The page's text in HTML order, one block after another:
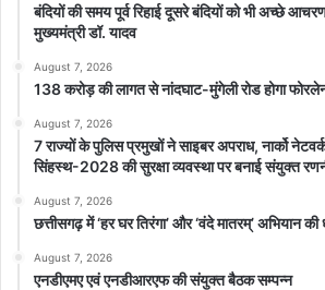
बंदियों की समय पूर्व रिहाई दूसरे बंदियों को भी अच्छे
मुख्यमंत्री डॉ. यादव
August 7, 2026
138 करोड़ की लागत से नांदघाट-मुंगेली रोड होगा
August 7, 2026
7 राज्यों के पुलिस प्रमुखों ने साइबर अपराध, नार्को
सिंहस्थ-2028 की सुरक्षा व्यवस्था पर बनाई संयुक्त
August 7, 2026
छत्तीसगढ़ में ‘हर घर तिरंगा’ और ‘वंदे मातरम्’ अभियान की
August 7, 2026
एनडीएमए एवं एनडीआरएफ की संयुक्त बैठक सम्पन्न